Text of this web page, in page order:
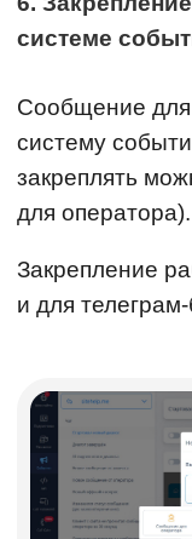
системе
Сообщение для
систему
закреплять
для оператора).
Закрепление
и для